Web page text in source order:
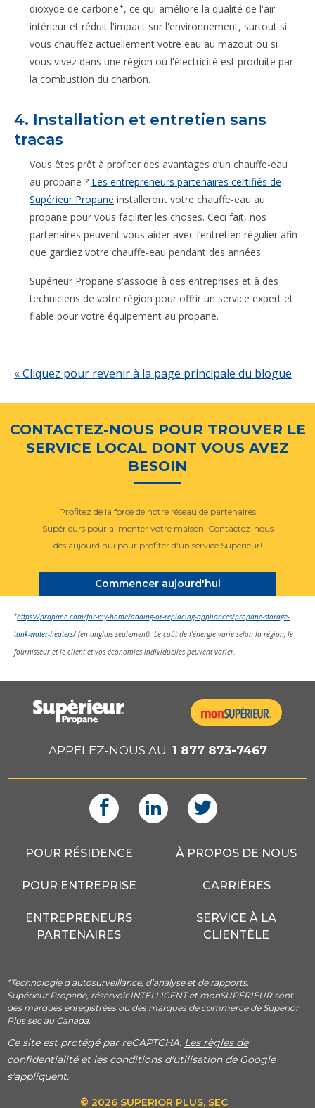
dioxyde de carbone+, ce qui améliore la qualité de l'air
intérieur et réduit l'impact sur l'environnement, surtout si
vous chauffez actuellement votre eau au mazout ou si
vous vivez dans une région où l'électricité est produite par
la combustion du charbon.
4. Installation et entretien sans
tracas
Vous êtes prêt à profiter des avantages d’un chauffe-eau
au propane ? Les entrepreneurs partenaires certifiés de
Supérieur Propane installeront votre chauffe-eau au
propane pour vous faciliter les choses. Ceci fait, nos
partenaires peuvent vous aider avec l’entretien régulier afin
que gardiez votre chauffe-eau pendant des années.
Supérieur Propane s'associe à des entreprises et à des
techniciens de votre région pour offrir un service expert et
fiable pour votre équipement au propane.
« Cliquez pour revenir à la page principale du blogue
CONTACTEZ-NOUS POUR TROUVER LE
SERVICE LOCAL DONT VOUS AVEZ
BESOIN
Profitez de la force de notre réseau de partenaires
Supérieurs pour alimenter votre maison. Contactez-nous
dès aujourd'hui pour profiter d'un service Supérieur!
Commencer aujourd'hui
+https://propane.com/for-my-home/adding-or-replacing-appliances/propane-storage-
tank-water-heaters/(en anglais seulement). Le coût de l'énergie varie selon la région, le
fournisseur et le client et vos économies individuelles peuvent varier.
APPELEZ-NOUS AU 1 877 873-7467
POUR RÉSIDENCE
POUR ENTREPRISE
ENTREPRENEURS
PARTENAIRES
À PROPOS DE NOUS
CARRIÈRES
SERVICE À LA
CLIENTÈLE
*Technologie d’autosurveillance, d’analyse et de rapports.
Supérieur Propane, réservoir INTELLIGENT et monSUPÉRIEUR sont
des marques enregistrées ou des marques de commerce de Superior
Plus sec au Canada.
Ce site est protégé par reCAPTCHA. Les règles de
confidentialitéet les conditions d'utilisationde Google
s'appliquent.
© 2026 SUPERIOR PLUS, SEC